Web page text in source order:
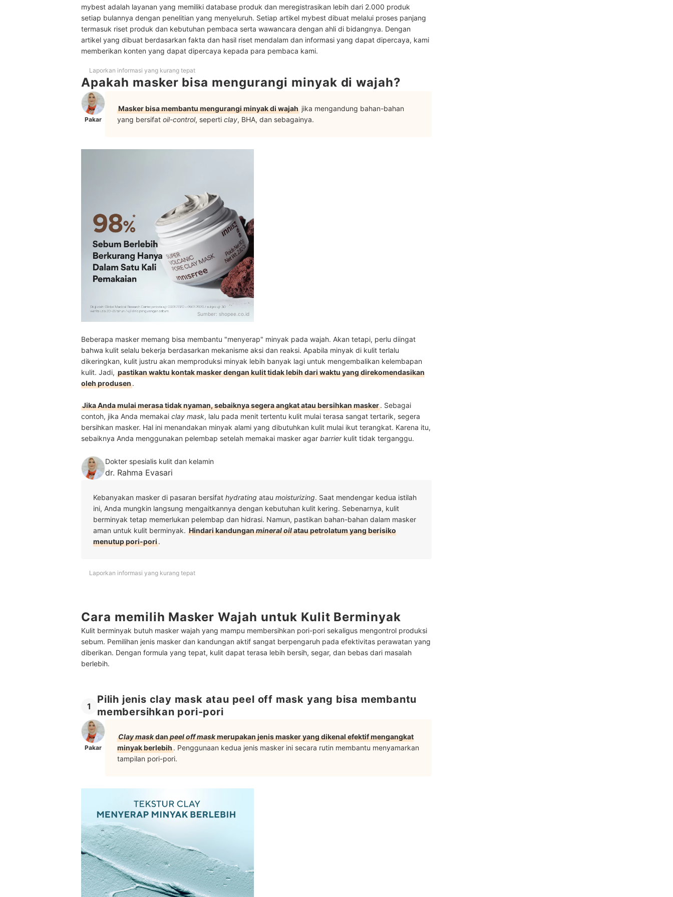
Baca juga rekomendasi produk skincare untuk kulit berminyak lainnya di sini
mybest adalah layanan yang memiliki database produk dan meregistrasikan lebih dari 2.000 produk
setiap bulannya dengan penelitian yang menyeluruh. Setiap artikel mybest dibuat melalui proses panjang
termasuk riset produk dan kebutuhan pembaca serta wawancara dengan ahli di bidangnya. Dengan
artikel yang dibuat berdasarkan fakta dan hasil riset mendalam dan informasi yang dapat dipercaya, kami
memberikan konten yang dapat dipercaya kepada para pembaca kami.
Laporkan informasi yang kurang tepat
Apakah masker bisa mengurangi minyak di wajah?
Pakar
Masker bisa membantu mengurangi minyak di wajah jika mengandung bahan-bahan
yang bersifat oil-control, seperti clay, BHA, dan sebagainya.
Sumber: shopee.co.id
Beberapa masker memang bisa membantu "menyerap" minyak pada wajah. Akan tetapi, perlu diingat
bahwa kulit selalu bekerja berdasarkan mekanisme aksi dan reaksi. Apabila minyak di kulit terlalu
dikeringkan, kulit justru akan memproduksi minyak lebih banyak lagi untuk mengembalikan kelembapan
kulit. Jadi, pastikan waktu kontak masker dengan kulit tidak lebih dari waktu yang direkomendasikan
oleh produsen.
Jika Anda mulai merasa tidak nyaman, sebaiknya segera angkat atau bersihkan masker. Sebagai
contoh, jika Anda memakai clay mask, lalu pada menit tertentu kulit mulai terasa sangat tertarik, segera
bersihkan masker. Hal ini menandakan minyak alami yang dibutuhkan kulit mulai ikut terangkat. Karena itu,
sebaiknya Anda menggunakan pelembap setelah memakai masker agar barrierkulit tidak terganggu.
Dokter spesialis kulit dan kelamin
dr. Rahma Evasari
Kebanyakan masker di pasaran bersifat hydrating atau moisturizing. Saat mendengar kedua istilah
ini, Anda mungkin langsung mengaitkannya dengan kebutuhan kulit kering. Sebenarnya, kulit
berminyak tetap memerlukan pelembap dan hidrasi. Namun, pastikan bahan-bahan dalam masker
aman untuk kulit berminyak. Hindari kandunganmineral oilatau petrolatum yang berisiko
menutup pori-pori.
Laporkan informasi yang kurang tepat
Cara memilih Masker Wajah untuk Kulit Berminyak
Kulit berminyak butuh masker wajah yang mampu membersihkan pori-pori sekaligus mengontrol produksi
sebum. Pemilihan jenis masker dan kandungan aktif sangat berpengaruh pada efektivitas perawatan yang
diberikan. Dengan formula yang tepat, kulit dapat terasa lebih bersih, segar, dan bebas dari masalah
berlebih.
1
Pilih jenis clay mask atau peel off mask yang bisa membantu
membersihkan pori-pori
Pakar
Clay maskdanpeel off maskmerupakan jenis masker yang dikenal efektif mengangkat
minyak berlebih. Penggunaan kedua jenis masker ini secara rutin membantu menyamarkan
tampilan pori-pori.